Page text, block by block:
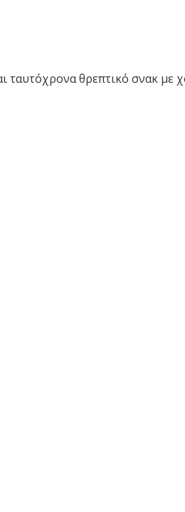
ταυτόχρονα θρεπτικό σνακ